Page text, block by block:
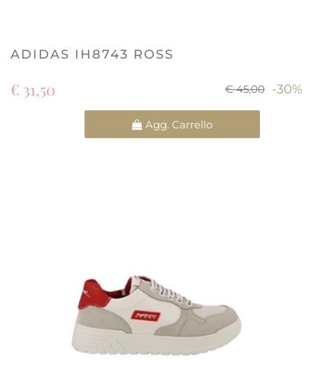
ADIDAS IH8743 ROSS
€ 45,00 -30%
€ 31,50
Agg. Carrello